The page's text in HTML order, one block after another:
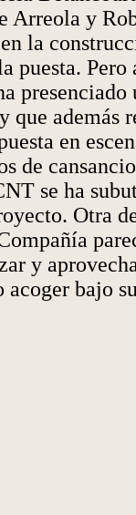
Arreola y
la
puesta.
presenciado
que además
en
de
se ha
Otra
y
acoger bajo